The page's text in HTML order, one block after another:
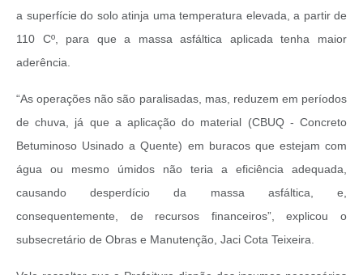
a superfície do solo atinja uma temperatura elevada, a partir de
110 Cº, para que a massa asfáltica aplicada tenha maior
aderência.
“As operações não são paralisadas, mas, reduzem em períodos
de chuva, já que a aplicação do material (CBUQ - Concreto
Betuminoso Usinado a Quente) em buracos que estejam com
água ou mesmo úmidos não teria a eficiência adequada,
causando desperdício da massa asfáltica, e,
consequentemente, de recursos financeiros”, explicou o
subsecretário de Obras e Manutenção, Jaci Cota Teixeira.